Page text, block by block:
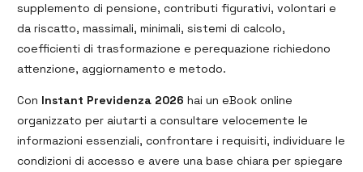
supplemento di pensione, contributi figurativi, volontari e
da riscatto, massimali, minimali, sistemi di calcolo,
coefficienti di trasformazione e perequazione richiedono
attenzione, aggiornamento e metodo.
Con Instant Previdenza 2026 hai un eBook online
organizzato per aiutarti a consultare velocemente le
informazioni essenziali, confrontare i requisiti, individuare le
condizioni di accesso e avere una base chiara per spiegare